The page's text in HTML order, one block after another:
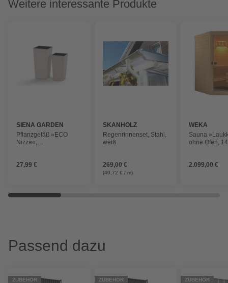
Weitere interessante Produkte
SIENA GARDEN
Pflanzgefäß »ECO
Nizza«,
27,99 €
SKANHOLZ
Regenrinnenset, Stahl,
weiß
269,00 €
(49,72 € / m)
WEKA
Sauna
ohne Ofen,
2.099,00 €
Passend dazu
ZUBEHÖR ZUBEHÖR ZUBEHÖR